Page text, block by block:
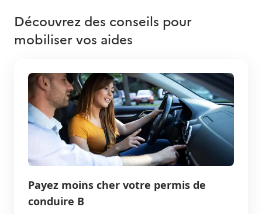
Découvrez des conseils pour
mobiliser vos aides
Payez moins cher votre permis de
conduire B